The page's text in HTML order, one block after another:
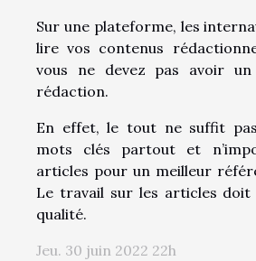
Sur une plateforme, les
lire vos contenus
vous ne devez pas avoir
rédaction.
En effet, le tout ne suffit
mots clés partout et
articles pour un meilleur
Le travail sur les articles
qualité.
Jeu. 30 juin 2022 22h